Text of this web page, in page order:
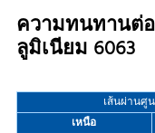
ความทนทานต่
ลูมิเนียม 6063
เส้นผ่านศู
เหนือ